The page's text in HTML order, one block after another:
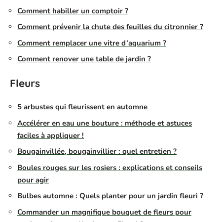
Comment habiller un comptoir ?
Comment prévenir la chute des feuilles du citronnier ?
Comment remplacer une vitre d’aquarium ?
Comment renover une table de jardin ?
Fleurs
5 arbustes qui fleurissent en automne
Accélérer en eau une bouture : méthode et astuces
faciles à appliquer !
Bougainvillée, bougainvillier : quel entretien ?
Boules rouges sur les rosiers : explications et conseils
pour agir
Bulbes automne : Quels planter pour un jardin fleuri ?
Commander un magnifique bouquet de fleurs pour